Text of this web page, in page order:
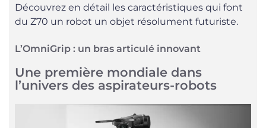
Découvrez en détail les caractéristiques qui font
du Z70 un robot un objet résolument futuriste.
L’OmniGrip : un bras articulé innovant
Une première mondiale dans
l’univers des aspirateurs-robots